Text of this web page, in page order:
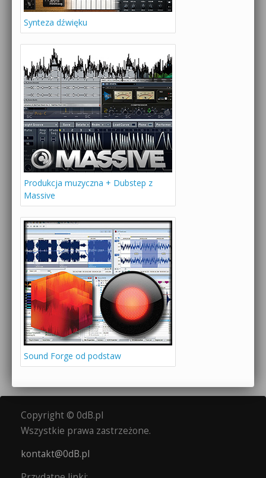
Synteza dźwięku
Produkcja muzyczna + Dubstep z
Massive
Sound Forge od podstaw
Copyright © 0dB.pl
Wszystkie prawa zastrzeżone.
kontakt@0dB.pl